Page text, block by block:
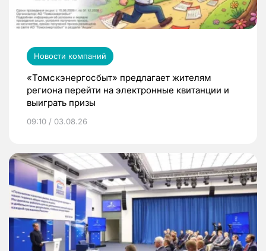
Новости компаний
«Томскэнергосбыт» предлагает жителям
региона перейти на электронные квитанции и
выиграть призы
09:10 / 03.08.26